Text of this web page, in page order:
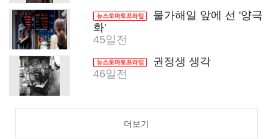
물가해일 앞에 선 '양극
화'
45일전
권정생 생각
46일전
더보기